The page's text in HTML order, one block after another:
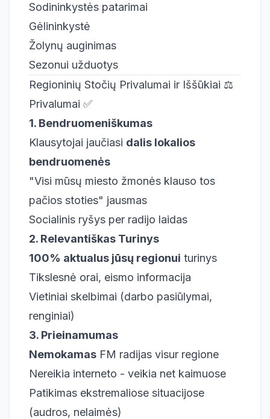
Sodininkystės patarimai
Gėlininkystė
Žolynų auginimas
Sezonui užduotys
Regioninių Stočių Privalumai ir Iššūkiai ⚖️
Privalumai ✅
1. Bendruomeniškumas
Klausytojai jaučiasi dalis lokalios
bendruomenės
"Visi mūsų miesto žmonės klauso tos
pačios stoties" jausmas
Socialinis ryšys per radijo laidas
2. Relevantiškas Turinys
100% aktualus jūsų regionui turinys
Tikslesnė orai, eismo informacija
Vietiniai skelbimai (darbo pasiūlymai,
renginiai)
3. Prieinamumas
Nemokamas FM radijas visur regione
Nereikia interneto - veikia net kaimuose
Patikimas ekstremaliose situacijose
(audros, nelaimės)